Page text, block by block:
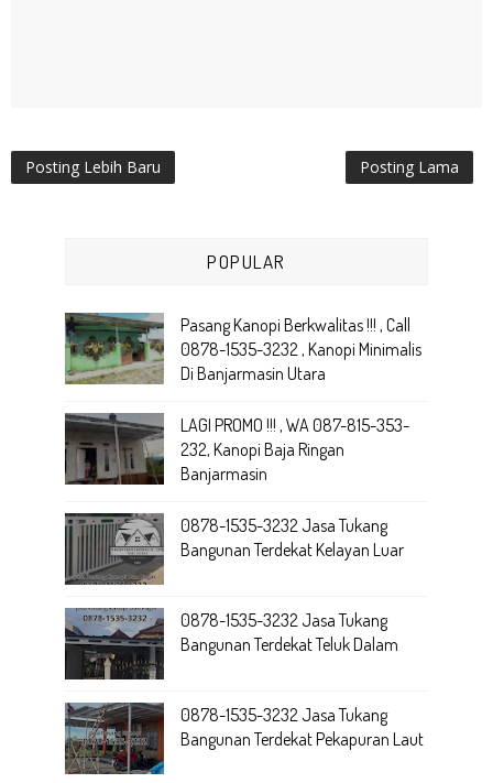
Posting Lebih Baru Posting Lama
POPULAR
Pasang Kanopi Berkwalitas !!! , Call
0878-1535-3232 , Kanopi Minimalis
Di Banjarmasin Utara
LAGI PROMO !!! , WA 087-815-353-
232, Kanopi Baja Ringan
Banjarmasin
0878-1535-3232 Jasa Tukang
Bangunan Terdekat Kelayan Luar
0878-1535-3232 Jasa Tukang
Bangunan Terdekat Teluk Dalam
0878-1535-3232 Jasa Tukang
Bangunan Terdekat Pekapuran Laut